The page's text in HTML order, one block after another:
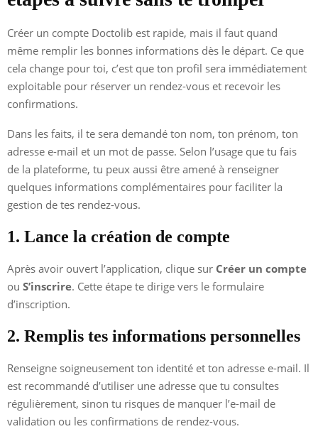
Créer un compte Doctolib est rapide, mais il faut quand
même remplir les bonnes informations dès le départ. Ce que
cela change pour toi, c’est que ton profil sera immédiatement
exploitable pour réserver un rendez-vous et recevoir les
confirmations.
Dans les faits, il te sera demandé ton nom, ton prénom, ton
adresse e-mail et un mot de passe. Selon l’usage que tu fais
de la plateforme, tu peux aussi être amené à renseigner
quelques informations complémentaires pour faciliter la
gestion de tes rendez-vous.
1. Lance la création de compte
Après avoir ouvert l’application, clique sur Créer un compte
ou S’inscrire. Cette étape te dirige vers le formulaire
d’inscription.
2. Remplis tes informations personnelles
Renseigne soigneusement ton identité et ton adresse e-mail. Il
est recommandé d’utiliser une adresse que tu consultes
régulièrement, sinon tu risques de manquer l’e-mail de
validation ou les confirmations de rendez-vous.